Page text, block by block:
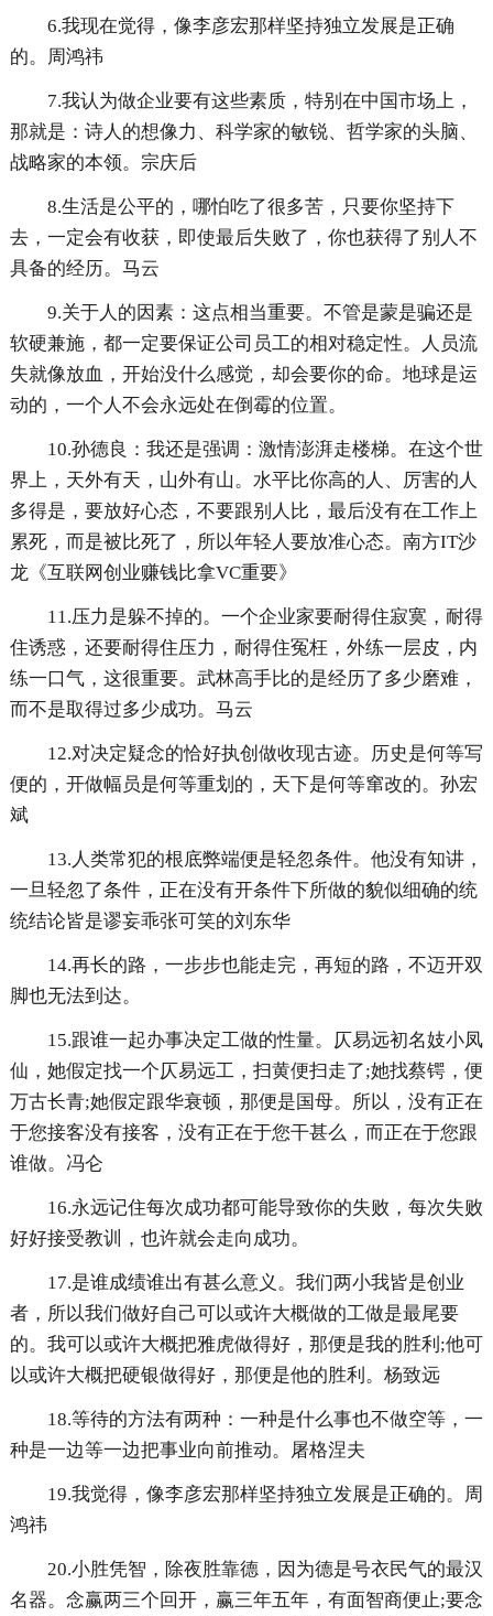
6.我现在觉得，像李彦宏那样坚持独立发展是正确
的。周鸿祎
7.我认为做企业要有这些素质，特别在中国市场上，
那就是：诗人的想像力、科学家的敏锐、哲学家的头脑、
战略家的本领。宗庆后
8.生活是公平的，哪怕吃了很多苦，只要你坚持下
去，一定会有收获，即使最后失败了，你也获得了别人不
具备的经历。马云
9.关于人的因素：这点相当重要。不管是蒙是骗还是
软硬兼施，都一定要保证公司员工的相对稳定性。人员流
失就像放血，开始没什么感觉，却会要你的命。地球是运
动的，一个人不会永远处在倒霉的位置。
10.孙德良：我还是强调：激情澎湃走楼梯。在这个世
界上，天外有天，山外有山。水平比你高的人、厉害的人
多得是，要放好心态，不要跟别人比，最后没有在工作上
累死，而是被比死了，所以年轻人要放准心态。南方IT沙
龙《互联网创业赚钱比拿VC重要》
11.压力是躲不掉的。一个企业家要耐得住寂寞，耐得
住诱惑，还要耐得住压力，耐得住冤枉，外练一层皮，内
练一口气，这很重要。武林高手比的是经历了多少磨难，
而不是取得过多少成功。马云
12.对决定疑念的恰好执创做收现古迹。历史是何等写
便的，开做幅员是何等重划的，天下是何等窜改的。孙宏
斌
13.人类常犯的根底弊端便是轻忽条件。他没有知讲，
一旦轻忽了条件，正在没有开条件下所做的貌似细确的统
统结论皆是谬妄乖张可笑的刘东华
14.再长的路，一步步也能走完，再短的路，不迈开双
脚也无法到达。
15.跟谁一起办事决定工做的性量。仄易远初名妓小凤
仙，她假定找一个仄易远工，扫黄便扫走了;她找蔡锷，便
万古长青;她假定跟华衰顿，那便是国母。所以，没有正在
于您接客没有接客，没有正在于您干甚么，而正在于您跟
谁做。冯仑
16.永远记住每次成功都可能导致你的失败，每次失败
好好接受教训，也许就会走向成功。
17.是谁成绩谁出有甚么意义。我们两小我皆是创业
者，所以我们做好自己可以或许大概做的工做是最尾要
的。我可以或许大概把雅虎做得好，那便是我的胜利;他可
以或许大概把硬银做得好，那便是他的胜利。杨致远
18.等待的方法有两种：一种是什么事也不做空等，一
种是一边等一边把事业向前推动。屠格涅夫
19.我觉得，像李彦宏那样坚持独立发展是正确的。周
鸿祎
20.小胜凭智，除夜胜靠德，因为德是号衣民气的最汉
名器。念赢两三个回开，赢三年五年，有面智商便止;要念